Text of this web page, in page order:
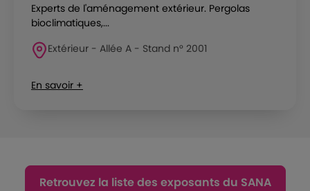
Experts de l'aménagement extérieur. Pergolas
bioclimatiques,...
Extérieur - Allée A - Stand n° 2001
En savoir +
Retrouvez la liste des exposants du SANA